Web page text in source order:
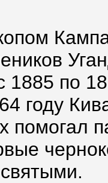
1885 по
году
помогал